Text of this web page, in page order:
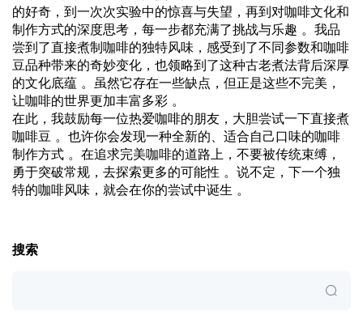
的好奇，到一次次实验中的惊喜与失望，再到对咖啡文化和
制作方式的深度思考，每一步都充满了挑战与乐趣 。我品
尝到了直接煮制咖啡的独特风味，感受到了不同参数和咖啡
豆品种带来的奇妙变化，也领略到了这种古老煮法背后深厚
的文化底蕴 。虽然它存在一些缺点，但正是这些不完美，
让咖啡的世界更加丰富多彩 。
在此，我鼓励每一位热爱咖啡的朋友，大胆尝试一下直接煮
咖啡豆 。也许你会发现一种全新的、适合自己口味的咖啡
制作方式 。在追求完美咖啡的道路上，不要被传统束缚，
勇于突破常规，去探索更多的可能性 。说不定，下一个独
特的咖啡风味，就会在你的尝试中诞生 。
搜索